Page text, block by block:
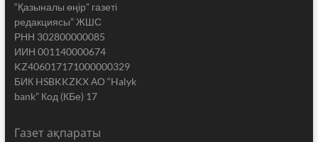
“Қазыналы өңір” газеті
редакциясы” ЖШС
РНН 302800000085
ИИН 001140000674
KZ406017171000000329
БИК HSBKKZKX АО “Halyk
bank” Код (КБе) 17
Газет ақпараты